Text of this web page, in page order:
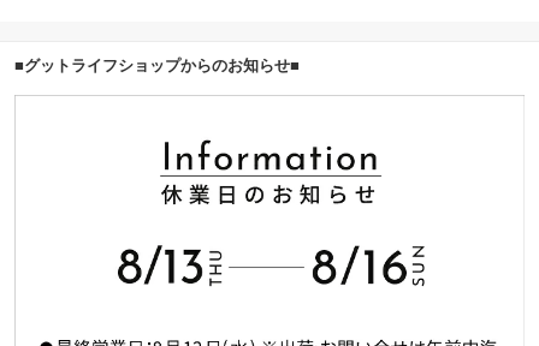
■グットライフショップからのお知らせ■